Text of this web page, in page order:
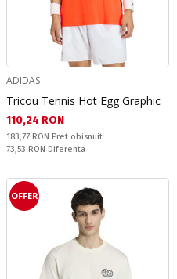
ADIDAS
Tricou Tennis Hot Egg Graphic
Текуща цена:
110,24 RON
Pret obisnuit:
183,77 RON Pret obisnuit
Спестявате:
73,53 RON Diferenta
OFFER